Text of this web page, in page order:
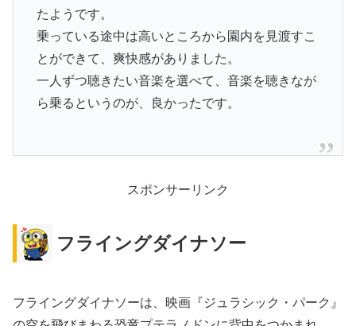
たようです。
乗っている途中は高いところから園内を見渡すこ
とができて、爽快感がありました。
一人ずつ聴きたい音楽を選べて、音楽を聴きなが
ら乗るというのが、良かったです。
スポンサーリンク
フライングダイナソー
フライングダイナソーは、映画『ジュラシック・パーク』